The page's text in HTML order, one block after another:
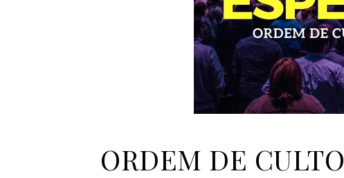
ORDEM DE